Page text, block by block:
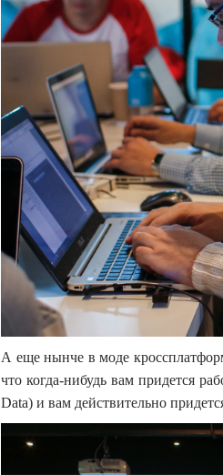
А еще нынче в моде
что когда-нибудь вам придется
Data) и вам действительно